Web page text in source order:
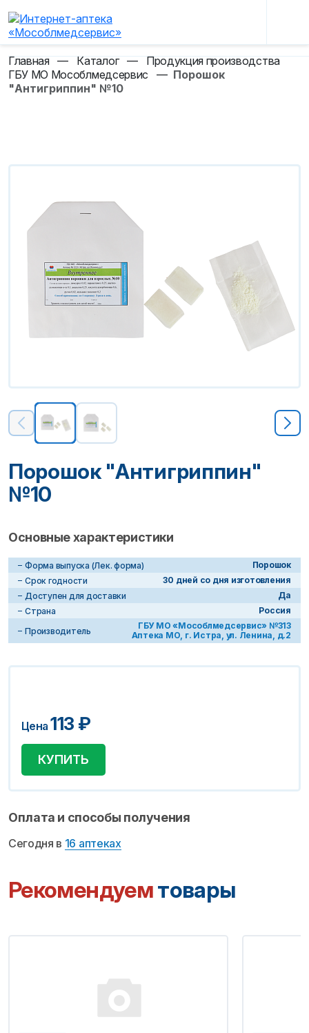
Главная — Каталог — Продукция производства
ГБУ МО Мособлмедсервис
— Порошок
"Антигриппин" №10
Порошок "Антигриппин"
№10
Основные характеристики
Форма выпуска (Лек. форма)
Порошок
Срок годности
30 дней со дня изготовления
Доступен для доставки
Да
Страна
Россия
Производитель
ГБУ МО «Мособлмедсервис» №313
Аптека МО, г. Истра, ул. Ленина, д.2
Цена 113 ₽
КУПИТЬ
Оплата и способы получения
Сегодня в 16 аптеках
Рекомендуемтовары